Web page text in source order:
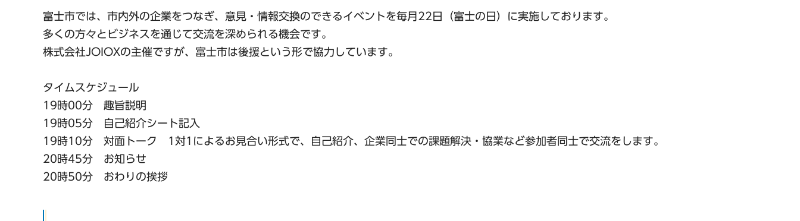
富士市では、市内外の企業をつなぎ、意見・情報交換のできるイベントを毎月22日（富士の日）に実施しております。
多くの方々とビジネスを通じて交流を深められる機会です。
株式会社JOIOXの主催ですが、富士市は後援という形で協力しています。
タイムスケジュール
19時00分 趣旨説明
19時05分 自己紹介シート記入
19時10分 対面トーク 1対1によるお見合い形式で、自己紹介、企業同士での課題解決・協業など参加者同士で交流をします。
20時45分 お知らせ
20時50分 おわりの挨拶